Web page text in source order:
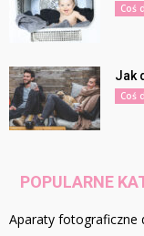
Coś
Jak
Coś
POPULARNE
Aparaty fotograficzne